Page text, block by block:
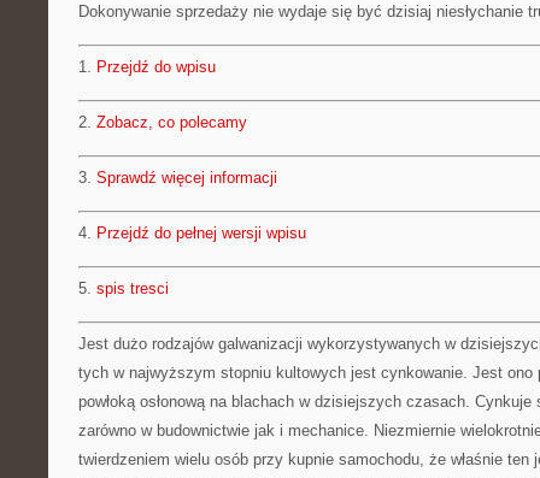
Dokonywanie sprzedaży nie wydaje się być dzisiaj niesłychanie
1. Przejdź do wpisu
2. Zobacz, co polecamy
3. Sprawdź więcej informacji
4. Przejdź do pełnej wersji wpisu
5. spis tresci
Jest dużo rodzajów galwanizacji wykorzystywanych w
tych w najwyższym stopniu kultowych jest cynkowanie. Jest ono
powłoką osłonową na blachach w dzisiejszych czasach. Cynkuje
zarówno w budownictwie jak i mechanice. Niezmiernie
twierdzeniem wielu osób przy kupnie samochodu, że właśnie ten